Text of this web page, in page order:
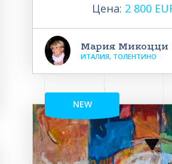
Цена: 2 800
Мария Микоцци
ИТАЛИЯ, ТОЛЕНТИНО
NEW